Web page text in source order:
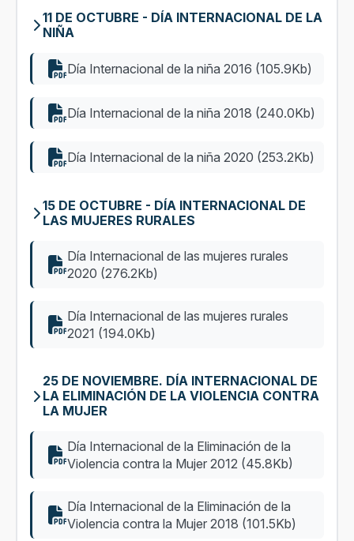
11 DE OCTUBRE - DÍA INTERNACIONAL DE LA
NIÑA
Día Internacional de la niña 2016 (105.9Kb)
Día Internacional de la niña 2018 (240.0Kb)
Día Internacional de la niña 2020 (253.2Kb)
15 DE OCTUBRE - DÍA INTERNACIONAL DE
LAS MUJERES RURALES
Día Internacional de las mujeres rurales
2020 (276.2Kb)
Día Internacional de las mujeres rurales
2021 (194.0Kb)
25 DE NOVIEMBRE. DÍA INTERNACIONAL DE
LA ELIMINACIÓN DE LA VIOLENCIA CONTRA
LA MUJER
Día Internacional de la Eliminación de la
Violencia contra la Mujer 2012 (45.8Kb)
Día Internacional de la Eliminación de la
Violencia contra la Mujer 2018 (101.5Kb)